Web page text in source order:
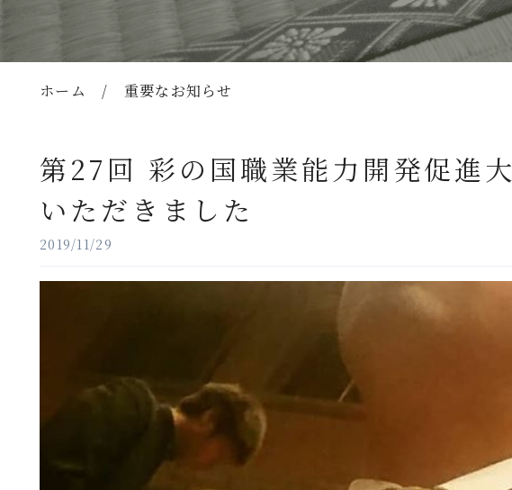
ホーム / 重要なお知らせ
第27回 彩の国職業能力開発促進
いただきました
2019/11/29